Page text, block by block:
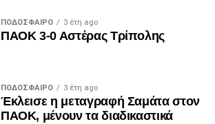
ΠΟΔΌΣΦΑΙΡΟ 3 έτη ago
ΠΑΟΚ 3-0 Αστέρας Τρίπολης
ΠΟΔΌΣΦΑΙΡΟ 3 έτη ago
Έκλεισε η μεταγραφή Σαμάτα στον
ΠΑΟΚ, μένουν τα διαδικαστικά